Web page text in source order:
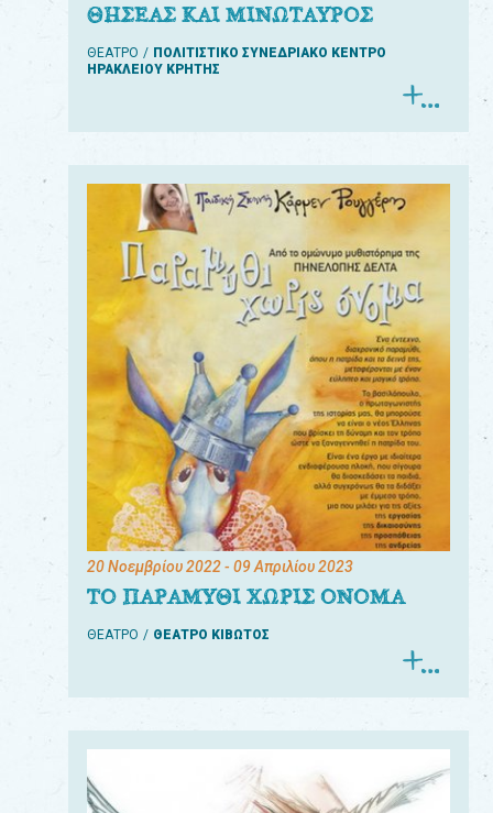
ΘΗΣΕΑΣ ΚΑΙ ΜΙΝΩΤΑΥΡΟΣ
ΘΕΑΤΡΟ
ΠΟΛΙΤΙΣΤΙΚΟ ΣΥΝΕΔΡΙΑΚΟ ΚΕΝΤΡΟ
ΗΡΑΚΛΕΙΟΥ ΚΡΗΤΗΣ
20 Νοεμβρίου 2022- 09 Απριλίου 2023
ΤΟ ΠΑΡΑΜΥΘΙ ΧΩΡΙΣ ΟΝΟΜΑ
ΘΕΑΤΡΟ ΘΕΑΤΡΟ ΚΙΒΩΤΟΣ